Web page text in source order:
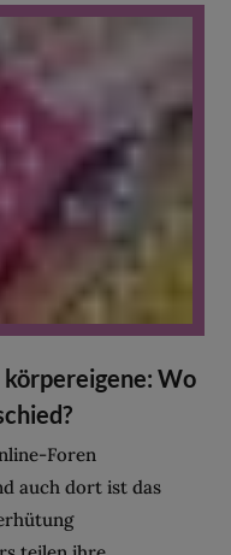
Wo
Foren
auch dort ist das